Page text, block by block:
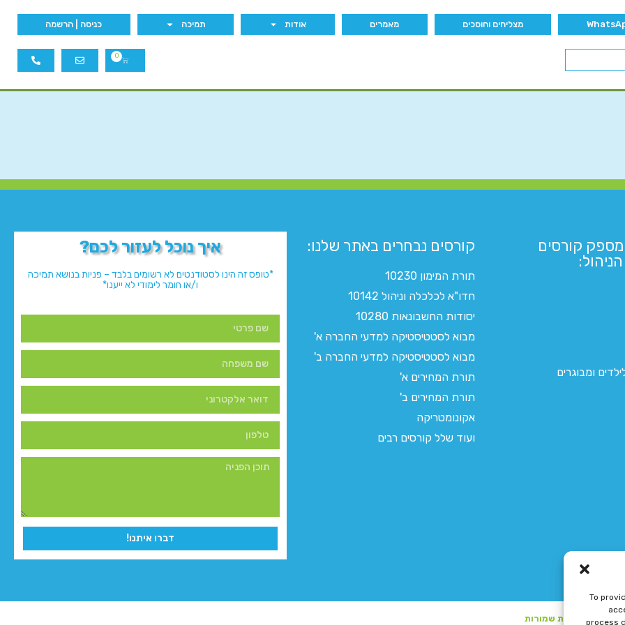
To
process
מצליחים וחוסכים מאמרים אודות תמיכה כניסה | הרשמה
0
קורסים
ומבוגרים
קורסים נבחרים באתר שלנו:​
תורת המימון 10230
חדו"א לכלכלה וניהול 10142
יסודות החשבונאות 10280
מבוא לסטטיסטיקה למדעי החברה א'
מבוא לסטטיסטיקה למדעי החברה ב'
תורת המחירים א'
תורת המחירים ב'
אקונומטריקה
ועוד שלל קורסים רבים
איך נוכל לעזור לכם?
*טופס זה הינו לסטודנטים לא רשומים בלבד – פניות בנושא תמיכה
ו/או חומר לימודי לא ייענו*
דברו איתנו!